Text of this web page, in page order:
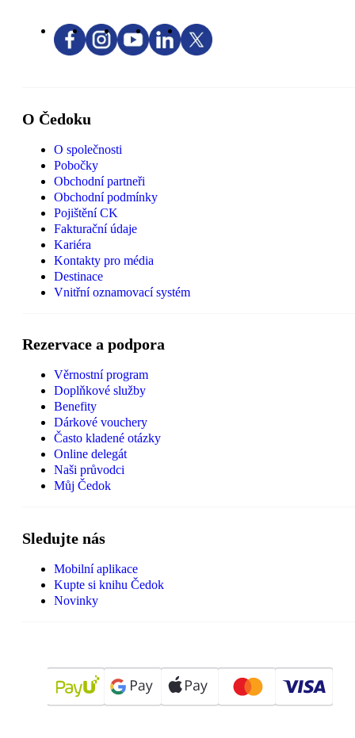
O Čedoku
O společnosti
Pobočky
Obchodní partneři
Obchodní podmínky
Pojištění CK
Fakturační údaje
Kariéra
Kontakty pro média
Destinace
Vnitřní oznamovací systém
Rezervace a podpora
Věrnostní program
Doplňkové služby
Benefity
Dárkové vouchery
Často kladené otázky
Online delegát
Naši průvodci
Můj Čedok
Sledujte nás
Mobilní aplikace
Kupte si knihu Čedok
Novinky